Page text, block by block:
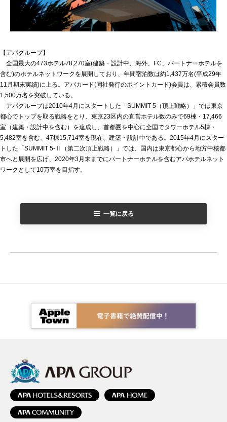
【アパグループ】
全国最大の473ホテル78,270室(建築・設計中、海外、FC、パートナーホテルを
含む)のホテルネットワークを展開しており、年間宿泊数は約1,437万名(平成29年
11月期末実績)に上る。アパカード(同社発行のポイントカード)会員は、累積会員数
1,500万名を突破している。
アパグループは2010年4月にスタートした「SUMMIT 5（頂上戦略）」では東京
都心でトップを取る戦略をとり、東京23区内の直営ホテル数のみで69棟・17,466
室（建築・設計中を含む）を達成し、首都圏を中心に全国でタワーホテル5棟・
5,482室を含む、47棟15,714室を現在、建築・設計中である。2015年4月にスター
トした「SUMMIT 5-Ⅱ（第二次頂上戦略）」では、国内は東京都心から地方中核都
市へと展開を広げ、2020年3月末までにパートナーホテルを含むアパホテルネット
ワークとして10万室を目指す。
一覧に戻る